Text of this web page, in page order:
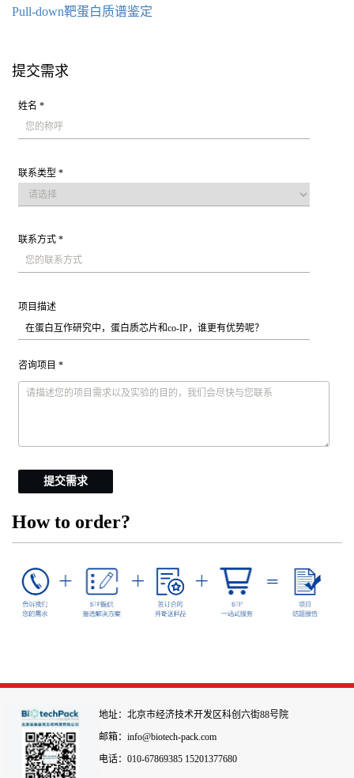
Pull-down靶蛋白质谱鉴定
提交需求
姓名 *
联系类型 *
联系方式 *
项目描述
咨询项目 *
提交需求
How to order?
地址：北京市经济技术开发区科创六街88号院
邮箱：info@biotech-pack.com
电话：010-67869385 15201377680